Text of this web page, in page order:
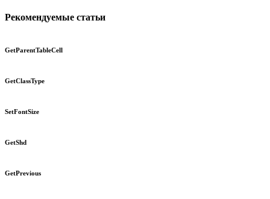
Рекомендуемые статьи
GetParentTableCell
GetClassType
SetFontSize
GetShd
GetPrevious